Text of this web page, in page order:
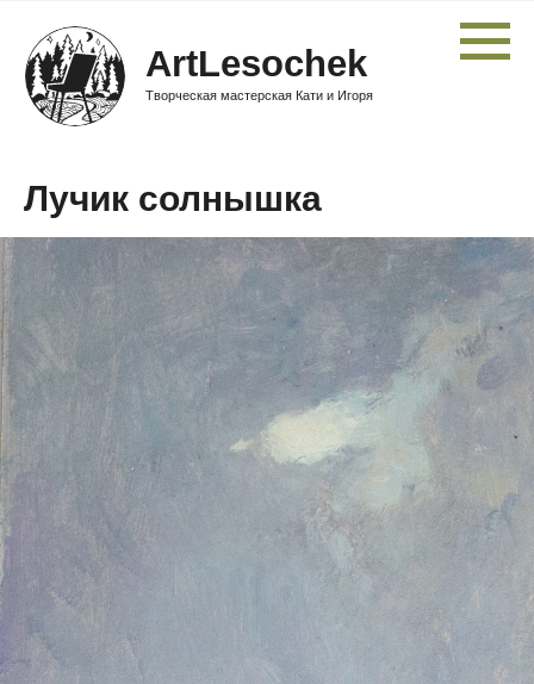
ArtLesochek
Творческая мастерская Кати и Игоря
Лучик солнышка